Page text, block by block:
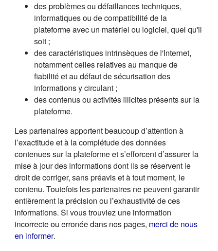
des problèmes ou défaillances techniques,
informatiques ou de compatibilité de la
plateforme avec un matériel ou logiciel, quel qu'il
soit ;
des caractéristiques intrinsèques de l'Internet,
notamment celles relatives au manque de
fiabilité et au défaut de sécurisation des
informations y circulant ;
des contenus ou activités illicites présents sur la
plateforme.
Les partenaires apportent beaucoup d’attention à
l’exactitude et à la complétude des données
contenues sur la plateforme et s’efforcent d’assurer la
mise à jour des informations dont ils se réservent le
droit de corriger, sans préavis et à tout moment, le
contenu. Toutefois les partenaires ne peuvent garantir
entièrement la précision ou l’exhaustivité de ces
informations. Si vous trouviez une information
incorrecte ou erronée dans nos pages, merci de nous
en informer(s'ouvre dans un nouvel onglet)
.